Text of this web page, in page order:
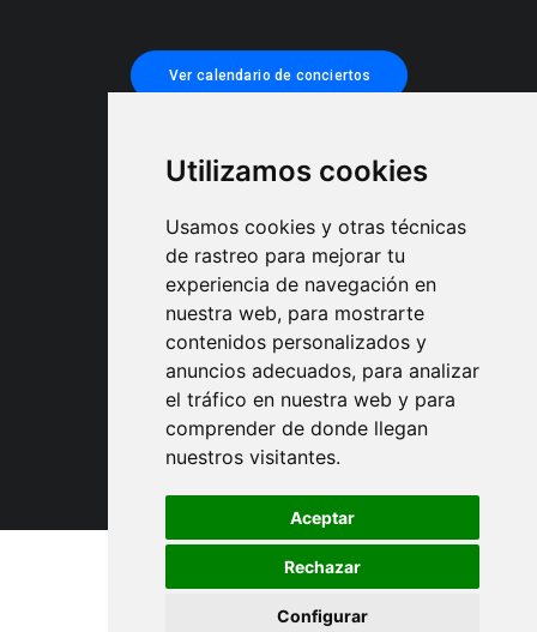
Utilizamos cookies
Usamos cookies y otras técnicas
de rastreo para mejorar tu
experiencia de navegación en
nuestra web, para mostrarte
contenidos personalizados y
anuncios adecuados, para analizar
el tráfico en nuestra web y para
comprender de donde llegan
nuestros visitantes.
Aceptar
Rechazar
Configurar
Ver calendario de conciertos
Asociaciones y
colaboraciones
© 2024 Maestros de la Guitarra